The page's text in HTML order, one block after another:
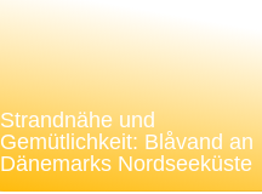
Strandnähe und
Gemütlichkeit: Blåvand an
Dänemarks Nordseeküste